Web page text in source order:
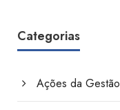
Categorias
Ações da Gestão